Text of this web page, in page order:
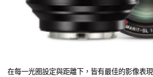
在每一光圈設定與距離下，皆有最佳的影像表現